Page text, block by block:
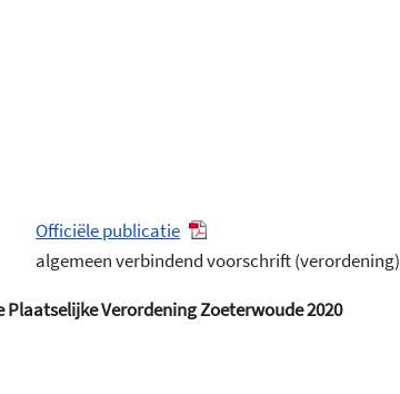
Officiële publicatie
algemeen verbindend voorschrift (verordening)
Verordening Zoeterwoude 2020